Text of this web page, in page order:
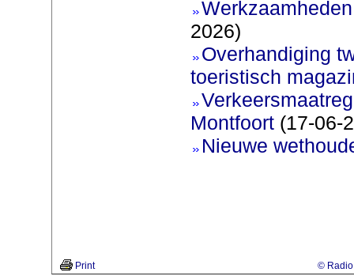
2026)
Overhandiging
toeristisch
Montfoort(17-06-
Nieuwe
Print © Radio